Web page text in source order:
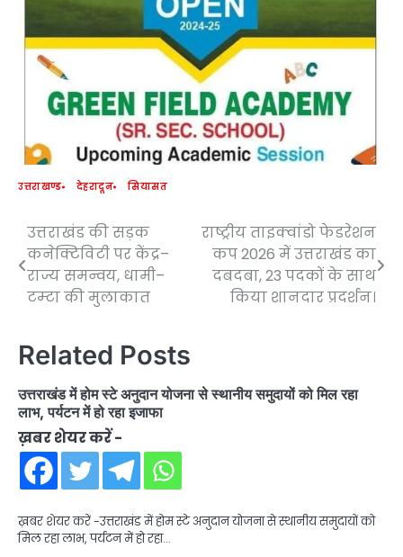
उत्तराखण्ड देहरादून सियासत
Post
navigation
उत्तराखंड की सड़क
कनेक्टिविटी पर केंद्र–
राज्य समन्वय, धामी–
टम्टा की मुलाकात
राष्ट्रीय ताइक्वांडो फेडरेशन
कप 2026 में उत्तराखंड का
दबदबा, 23 पदकों के साथ
किया शानदार प्रदर्शन।
Related Posts
उत्तराखंड में होम स्टे अनुदान योजना से स्थानीय समुदायों को मिल रहा
लाभ, पर्यटन में हो रहा इजाफा
ख़बर शेयर करें -
ख़बर शेयर करें -उत्तराखंड में होम स्टे अनुदान योजना से स्थानीय समुदायों को
मिल रहा लाभ, पर्यटन में हो रहा…